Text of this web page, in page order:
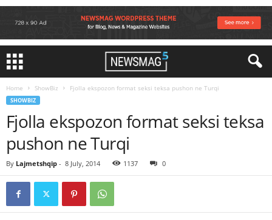
Home ShowBiz Fjolla ekspozon format seksi teksa pushon ne Turqi
SHOWBIZ
Fjolla ekspozon format seksi teksa
pushon ne Turqi
By Lajmetshqip - 8 July, 2014 1137 0